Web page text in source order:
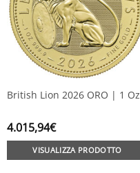
British Lion 2026 ORO | 1 Oz
4.015,94€
VISUALIZZA PRODOTTO